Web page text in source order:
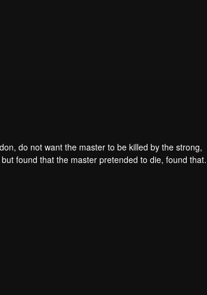
do not want the master to be killed by the strong,
found that the master pretended to die, found that
rose up against the sky, set foot on the road to find